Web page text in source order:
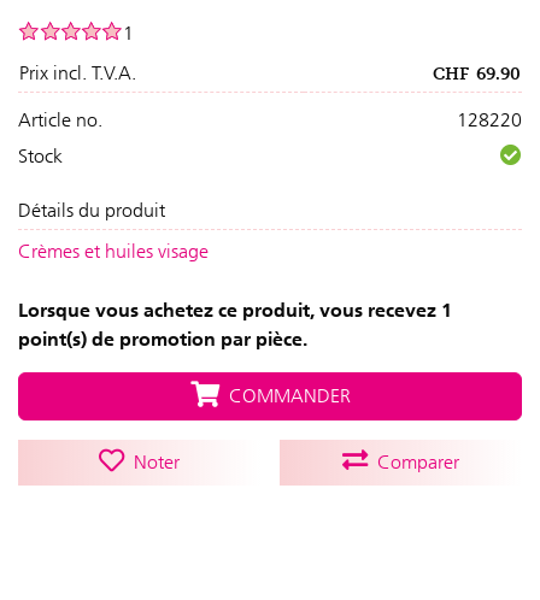
1
Prix incl. T.V.A.
CHF 69.90
Article no.
128220
Stock
Détails du produit
Crèmes et huiles visage
Lorsque vous achetez ce produit, vous recevez 1
point(s) de promotion par pièce.
COMMANDER
Noter Comparer